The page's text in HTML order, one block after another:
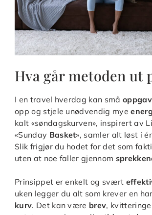
Hva går metoden ut
I en travel hverdag kan små
opp og stjele unødvendig mye
kalt «søndagskurven», inspirert av
«Sunday Basket», samler alt løst i
Slik frigjør du hodet for det som
uten at noe faller gjennom
Prinsippet er enkelt og svært
uken legger du alt som krever en
kurv. Det kan være brev,